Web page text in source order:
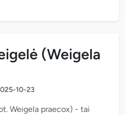
(Weigela
10-23
Weigela praecox) - tai